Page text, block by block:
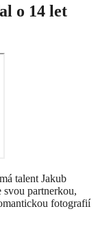
o 14 let
talent Jakub
partnerkou,
fotografií